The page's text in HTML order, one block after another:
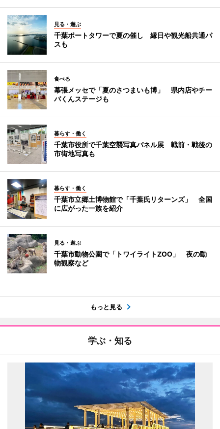
見る・遊ぶ
千葉ポートタワーで夏の催し 縁日や観光船共通パ
スも
食べる
幕張メッセで「夏のさつまいも博」 県内店やチー
バくんステージも
暮らす・働く
千葉市役所で千葉空襲写真パネル展 戦前・戦後の
市街地写真も
暮らす・働く
千葉市立郷土博物館で「千葉氏リターンズ」 全国
に広がった一族を紹介
見る・遊ぶ
千葉市動物公園で「トワイライトZOO」 夜の動
物観察など
もっと見る
学ぶ・知る